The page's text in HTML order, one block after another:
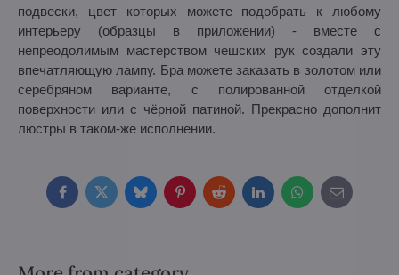
подвески, цвет которых можете подобрать к любому
интерьеру (образцы в приложении) - вместе с
непреодолимым мастерством чешских рук создали эту
впечатляющую лампу. Бра можете заказать в золотом или
серебряном варианте, с полированной отделкой
поверхности или с чёрной патиной. Прекрасно дополнит
люстры в таком-же исполнении.
FacebookTwitterBlueskyPinterestRedditLinkedInWhatsApp
E-
mail